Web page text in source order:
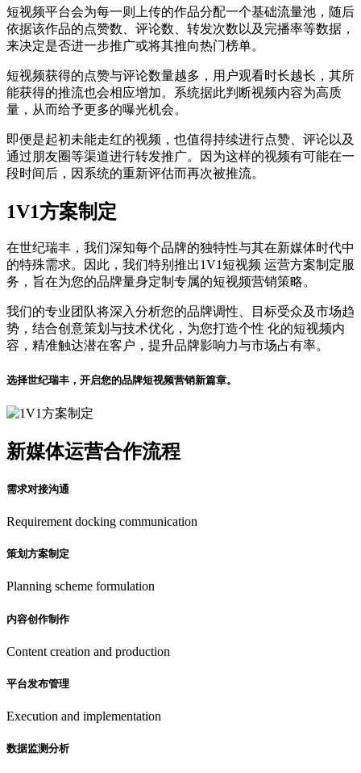
短视频平台会为每一则上传的作品分配一个基础流量池，随后
依据该作品的点赞数、评论数、转发次数以及完播率等数据，
来决定是否进一步推广或将其推向热门榜单。
短视频获得的点赞与评论数量越多，用户观看时长越长，其所
能获得的推流也会相应增加。系统据此判断视频内容为高质
量，从而给予更多的曝光机会。
即便是起初未能走红的视频，也值得持续进行点赞、评论以及
通过朋友圈等渠道进行转发推广。因为这样的视频有可能在一
段时间后，因系统的重新评估而再次被推流。
1V1方案制定
在世纪瑞丰，我们深知每个品牌的独特性与其在新媒体时代中
的特殊需求。因此，我们特别推出1V1短视频 运营方案制定服
务，旨在为您的品牌量身定制专属的短视频营销策略。
我们的专业团队将深入分析您的品牌调性、目标受众及市场趋
势，结合创意策划与技术优化，为您打造个性 化的短视频内
容，精准触达潜在客户，提升品牌影响力与市场占有率。
选择世纪瑞丰，开启您的品牌短视频营销新篇章。
新媒体运营合作流程
需求对接沟通
Requirement docking communication
策划方案制定
Planning scheme formulation
内容创作制作
Content creation and production
平台发布管理
Execution and implementation
数据监测分析